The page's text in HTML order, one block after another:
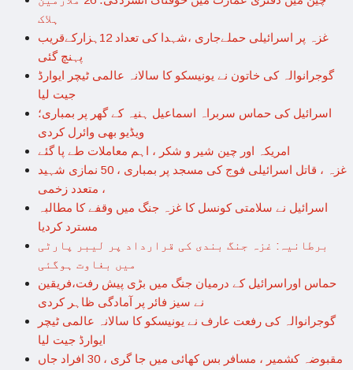
ہلاک
غزہ پر اسرائیلی حملےجاری ،شہدا کی تعداد 12ہزارکےقریب
پہنچ گئی
گوجرانوالہ کی خاتون نے یونیسکو کا سالانہ عالمی ٹیچر ایوارڈ
جیت لیا
اسرائیل کی حماس سربراہ اسماعیل ہنیہ کے گھر پر بمباری؛
ویڈیو بھی وائرل کردی
امریکہ اور چین شیر و شکر ، اہم معاملات طے پا گئے
غزہ ، قاتل اسرائیلی فوج کی مسجد پر بمباری ، 50 نمازی شہید
، متعدد زخمی
اسرائیل نے سلامتی کونسل کا غزہ جنگ میں وقفے کا مطالبہ
مسترد کردیا
برطانیہ: غزہ جنگ بندی کی قرارداد پر لیبر پارٹی
میں بغاوت ہوگئی
حماس اوراسرائیل کے درمیان جنگ میں بڑی پیش رفت،فریقین
نے سیز فائر پر آمادگی ظاہر کردی
گوجرانوالہ کی رفعت عارف نے یونیسکو کا سالانہ عالمی ٹیچر
ایوارڈ جیت لیا
مقبوضہ کشمیر ، مسافر بس کھائی میں جا گری ، 30 افراد جاں